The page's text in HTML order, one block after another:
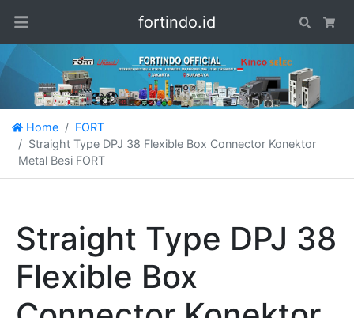
fortindo.id Search
Home
FORT
Straight Type DPJ 38 Flexible Box Connector Konektor
Metal Besi FORT
Straight Type DPJ 38
Flexible Box